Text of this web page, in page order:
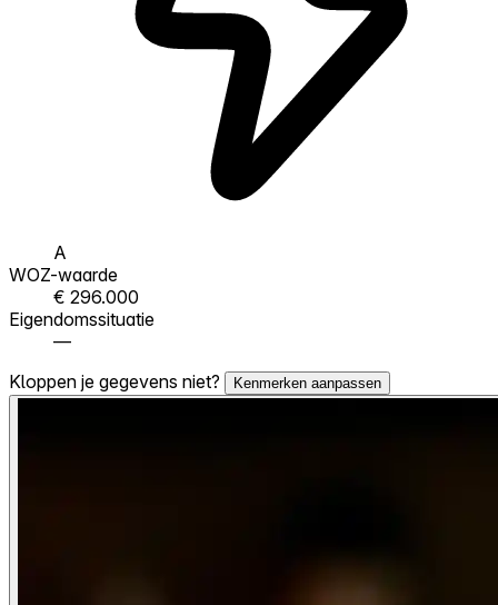
A
WOZ-waarde
€ 296.000
Eigendomssituatie
—
Kloppen je gegevens niet?
Kenmerken aanpassen